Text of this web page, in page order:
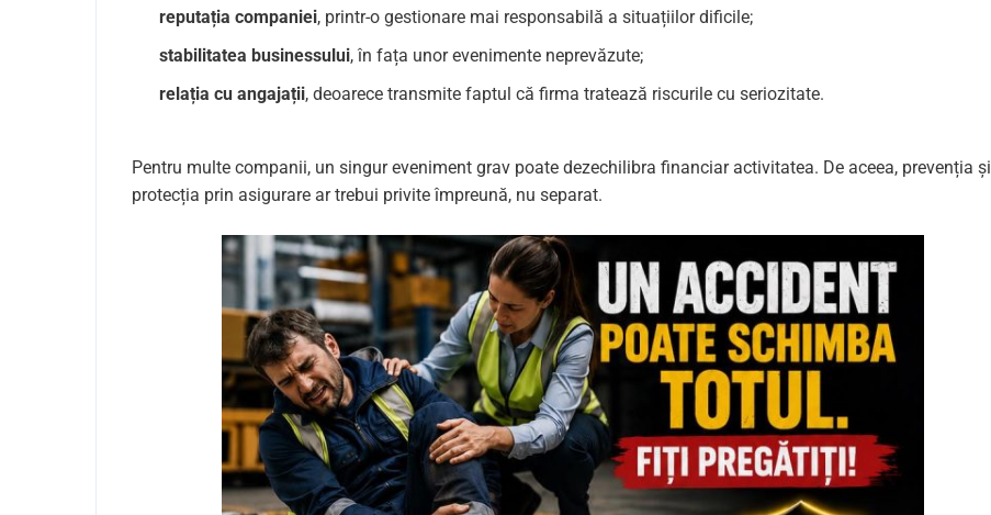
reputația companiei, printr-o gestionare mai responsabilă a situațiilor dificile;
stabilitatea businessului, în fața unor evenimente neprevăzute;
relația cu angajații, deoarece transmite faptul că firma tratează riscurile cu seriozitate.
Pentru multe companii, un singur eveniment grav poate dezechilibra financiar activitatea. De aceea, prevenția și
protecția prin asigurare ar trebui privite împreună, nu separat.